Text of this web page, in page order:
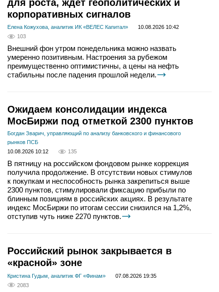
для роста, ждет геополитических и
корпоративных сигналов
Елена Кожухова, аналитик ИК «ВЕЛЕС Капитал»
10.08.2026 10:42
103
Внешний фон утром понедельника можно назвать
умеренно позитивным. Настроения за рубежом
преимущественно оптимистичны, а цены на нефть
стабильны после падения прошлой недели.
Ожидаем консолидации индекса
МосБиржи под отметкой 2300 пунктов
Богдан Зварич, управляющий по анализу банковского и финансового
рынков ПСБ
10.08.2026 10:12
135
В пятницу на российском фондовом рынке коррекция
получила продолжение. В отсутствии новых стимулов
к покупкам и неспособность рынка закрепиться выше
2300 пунктов, стимулировали фиксацию прибыли по
блинным позициям в российских акциях. В результате
индекс МосБиржи по итогам сессии снизился на 1,2%,
отступив чуть ниже 2270 пунктов.
Российский рынок закрывается в
«красной» зоне
Кристина Гудым, аналитик ФГ «Финам»
07.08.2026 19:35
2083